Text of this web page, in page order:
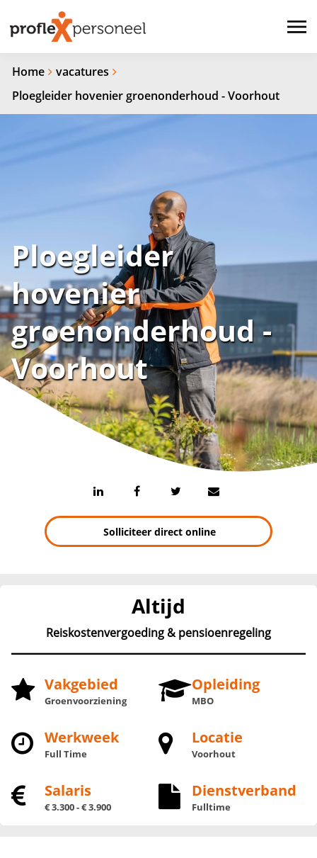
Home
vacatures
Ploegleider hovenier groenonderhoud - Voorhout
Ploegleider
hovenier
groenonderhoud -
Voorhout
Solliciteer direct online
Altijd
Reiskostenvergoeding & pensioenregeling
Vakgebied
Groenvoorziening
Opleiding
MBO
Werkweek
Full Time
Locatie
Voorhout
Salaris
€ 3.300 - € 3.900
Dienstverband
Fulltime